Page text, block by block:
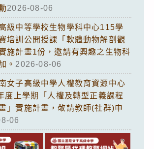
2026-08-06
級中等學校生物學科中心115學
培訓公開授課「軟體動物解剖觀
施計畫1份，邀請有興趣之生物科
。 2026-08-06
女子高級中學人權教育資源中心
度上學期「人權及轉型正義課程
」實施計畫，敬請教師(社群)申
06